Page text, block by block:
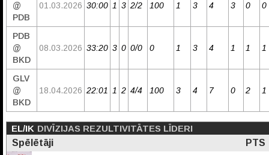
@
PDB
01.03.2026 30:00 1 3 2/2 100 1 3 4 3 0 0
PDB
@
BKD
08.03.2026 33:20 3 0 0/0 0 1 3 4 1 1 1
GLV
@
BKD
18.04.2026 22:01 1 2 4/4 100 3 4 7 0 2 1
EL/IK DIVĪZIJAS REZULTIVITĀTES LĪDERI
Spēlētāji
PTS